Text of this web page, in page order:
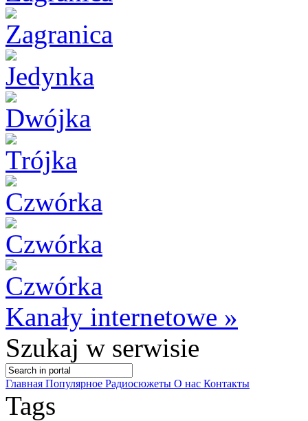
Kanały internetowe »
Szukaj w serwisie
Главная Популярное Радиосюжеты О нас Контакты
Tags